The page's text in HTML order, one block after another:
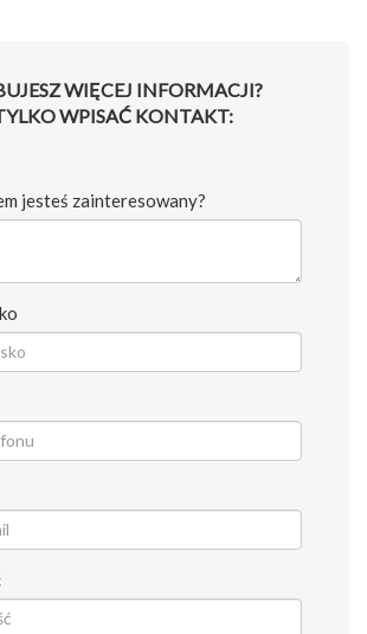
WIĘCEJ INFORMACJI?
WPISAĆ KONTAKT:
jesteś zainteresowany?